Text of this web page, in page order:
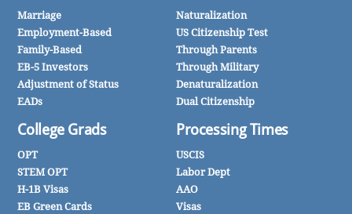
Marriage
Employment-Based
Family-Based
EB-5 Investors
Adjustment of Status
EADs
College Grads
OPT
STEM OPT
H-1B Visas
EB Green Cards
Naturalization
US Citizenship Test
Through Parents
Through Military
Denaturalization
Dual Citizenship
Processing Times
USCIS
Labor Dept
AAO
Visas